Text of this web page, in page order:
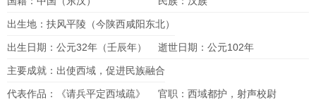
出生地：扶风平陵（今陕西咸阳东北）
出生日期：公元32年（壬辰年） 逝世日期：公元102年
主要成就：出使西域，促进民族融合
代表作品：《请兵平定西域疏》 官职：西域都护，射声校尉